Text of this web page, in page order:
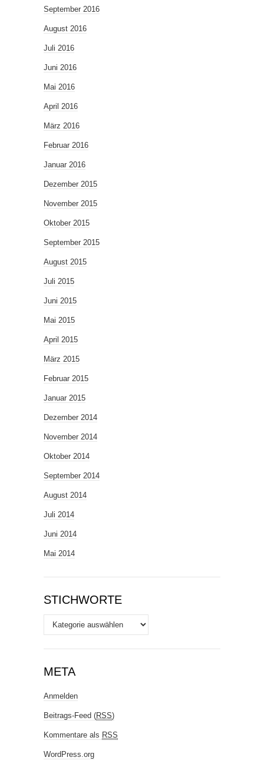
September 2016
August 2016
Juli 2016
Juni 2016
Mai 2016
April 2016
März 2016
Februar 2016
Januar 2016
Dezember 2015
November 2015
Oktober 2015
September 2015
August 2015
Juli 2015
Juni 2015
Mai 2015
April 2015
März 2015
Februar 2015
Januar 2015
Dezember 2014
November 2014
Oktober 2014
September 2014
August 2014
Juli 2014
Juni 2014
Mai 2014
STICHWORTE
Stichworte
META
Anmelden
Beitrags-Feed (RSS)
Kommentare als RSS
WordPress.org